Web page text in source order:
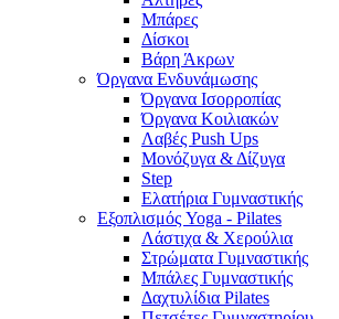
Μπάρες
Δίσκοι
Βάρη Άκρων
Όργανα Ενδυνάμωσης
Όργανα Ισορροπίας
Όργανα Κοιλιακών
Λαβές Push Ups
Μονόζυγα & Δίζυγα
Step
Ελατήρια Γυμναστικής
Εξοπλισμός Yoga - Pilates
Λάστιχα & Χερούλια
Στρώματα Γυμναστικής
Μπάλες Γυμναστικής
Δαχτυλίδια Pilates